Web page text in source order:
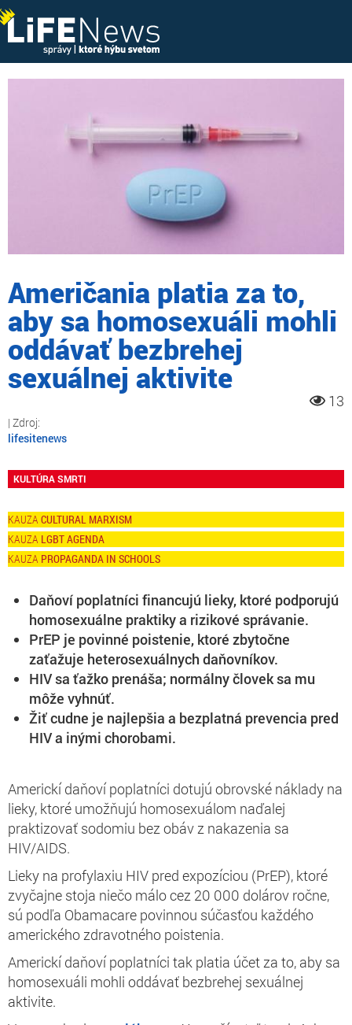
Američania platia za to,
aby sa homosexuáli mohli
oddávať bezbrehej
sexuálnej aktivite
13
lifesitenews
KULTÚRA SMRTI
CULTURAL MARXISM
LGBT AGENDA
PROPAGANDA IN SCHOOLS
Daňoví poplatníci financujú lieky, ktoré podporujú
homosexuálne praktiky a rizikové správanie.
PrEP je povinné poistenie, ktoré zbytočne
zaťažuje heterosexuálnych daňovníkov.
HIV sa ťažko prenáša; normálny človek sa mu
môže vyhnúť.
Žiť cudne je najlepšia a bezplatná prevencia pred
HIV a inými chorobami.
Americkí daňoví poplatníci dotujú obrovské náklady na
lieky, ktoré umožňujú homosexuálom naďalej
praktizovať sodomiu bez obáv z nakazenia sa
HIV/AIDS.
Lieky na profylaxiu HIV pred expozíciou (PrEP), ktoré
zvyčajne stoja niečo málo cez 20 000 dolárov ročne,
sú podľa Obamacare povinnou súčasťou každého
amerického zdravotného poistenia.
Americkí daňoví poplatníci tak platia účet za to, aby sa
homosexuáli mohli oddávať bezbrehej sexuálnej
aktivite.